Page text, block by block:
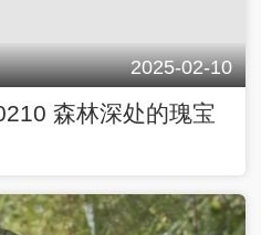
2025-02-10
森林深处的瑰宝